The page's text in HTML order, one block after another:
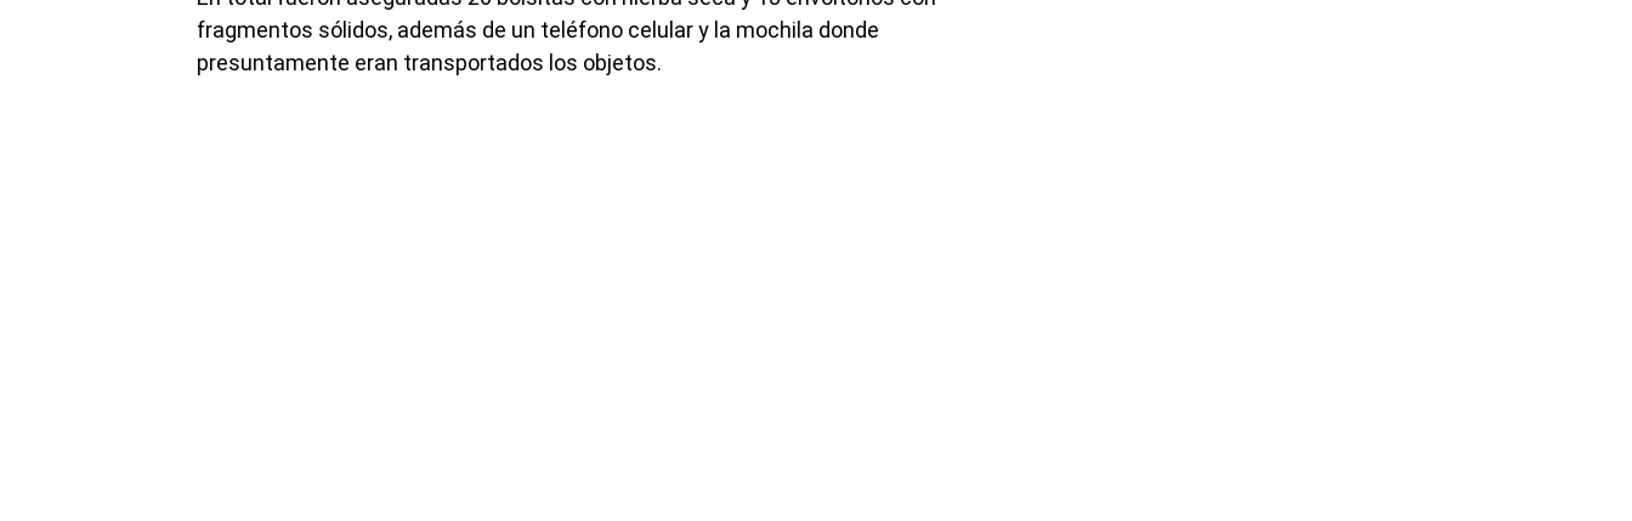
fragmentos sólidos, además de un teléfono celular y la mochila donde
presuntamente eran transportados los objetos.